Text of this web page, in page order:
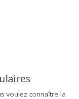
voulez connaître la